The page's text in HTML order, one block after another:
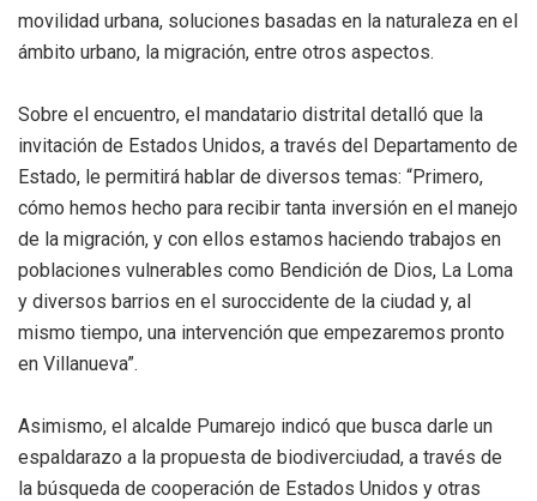
movilidad urbana, soluciones basadas en la naturaleza en el
ámbito urbano, la migración, entre otros aspectos.
Sobre el encuentro, el mandatario distrital detalló que la
invitación de Estados Unidos, a través del Departamento de
Estado, le permitirá hablar de diversos temas: “Primero,
cómo hemos hecho para recibir tanta inversión en el manejo
de la migración, y con ellos estamos haciendo trabajos en
poblaciones vulnerables como Bendición de Dios, La Loma
y diversos barrios en el suroccidente de la ciudad y, al
mismo tiempo, una intervención que empezaremos pronto
en Villanueva”.
Asimismo, el alcalde Pumarejo indicó que busca darle un
espaldarazo a la propuesta de biodiverciudad, a través de
la búsqueda de cooperación de Estados Unidos y otras